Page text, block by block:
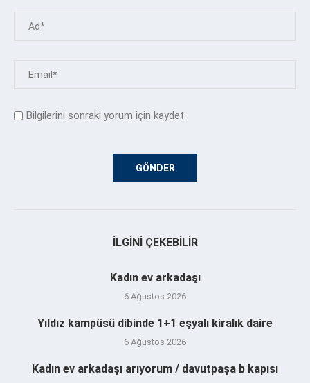
Bilgilerini sonraki yorum için kaydet.
İLGINI ÇEKEBILIR
Kadın ev arkadaşı
6 Ağustos 2026
Yıldız kampüsü dibinde 1+1 eşyalı kiralık daire
6 Ağustos 2026
Kadın ev arkadaşı arıyorum / davutpaşa b kapısı